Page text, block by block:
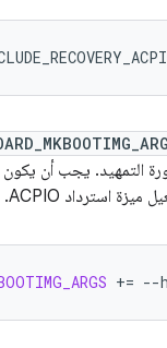
التمهيد. يجب أن يكون
+= --